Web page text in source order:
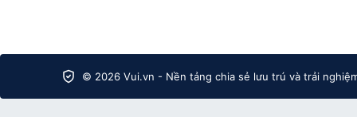
© 2026 Vui.vn - Nền tảng chia sẻ lưu trú và trải